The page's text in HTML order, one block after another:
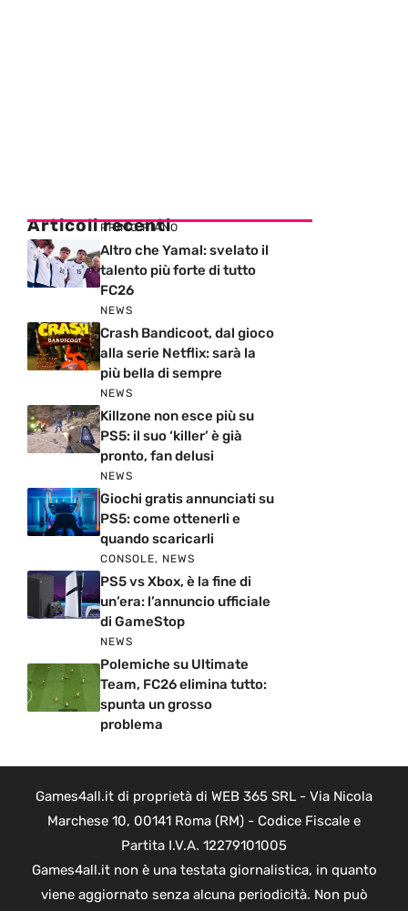
Articoli recenti
PRIMO PIANO
Altro che Yamal: svelato il
talento più forte di tutto
FC26
NEWS
Crash Bandicoot, dal gioco
alla serie Netflix: sarà la
più bella di sempre
NEWS
Killzone non esce più su
PS5: il suo ‘killer’ è già
pronto, fan delusi
NEWS
Giochi gratis annunciati su
PS5: come ottenerli e
quando scaricarli
CONSOLE, NEWS
PS5 vs Xbox, è la fine di
un’era: l’annuncio ufficiale
di GameStop
NEWS
Polemiche su Ultimate
Team, FC26 elimina tutto:
spunta un grosso
problema
Games4all.it di proprietà di WEB 365 SRL - Via Nicola
Marchese 10, 00141 Roma (RM) - Codice Fiscale e
Partita I.V.A. 12279101005
Games4all.it non è una testata giornalistica, in quanto
viene aggiornato senza alcuna periodicità. Non può